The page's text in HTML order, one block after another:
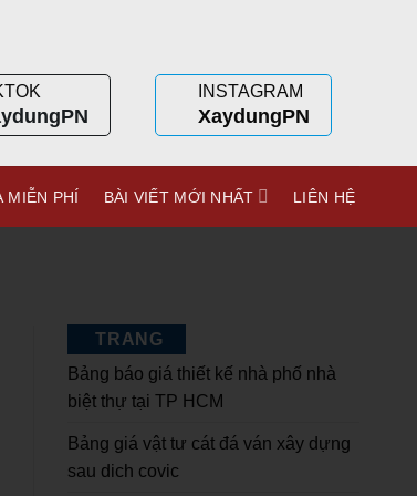
INSTAGRAM
XaydungPN
MIỄN PHÍ BÀI VIẾT MỚI NHẤT LIÊN HỆ
TRANG
Bảng báo giá thiết kế nhà phố nhà
biệt thự tại TP HCM
Bảng giá vật tư cát đá ván xây dựng
sau dich covic